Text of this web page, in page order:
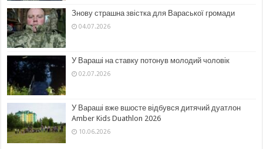
Знову страшна звістка для Вараської громади
04.07.2026
У Вараші на ставку потонув молодий чоловік
02.07.2026
У Вараші вже вшосте відбувся дитячий дуатлон
Amber Kids Duathlon 2026
10.06.2026